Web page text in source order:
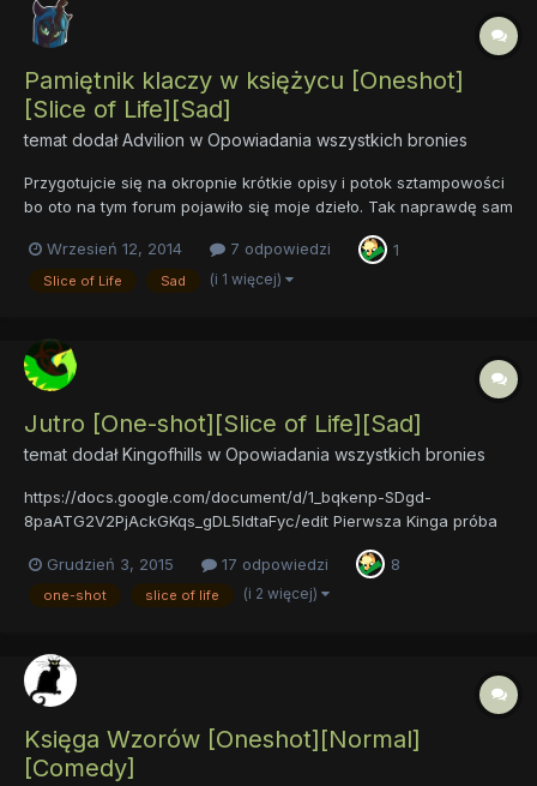
Pamiętnik klaczy w księżycu [Oneshot]
[Slice of Life][Sad]
temat dodałAdvilion w Opowiadania wszystkich bronies
Przygotujcie się na okropnie krótkie opisy i potok sztampowości
bo oto na tym forum pojawiło się moje dzieło. Tak naprawdę sam
„zwięzłe". Opowiada ono o tym co wydarzyło się
dziewięćdziesiąt lat po powrocie Luny na ziemie Equestrii w
Wrzesień 12, 2014 7 odpowiedzi 1
Slice of Life Sad (i 1 więcej)
Jutro [One-shot][Slice of Life][Sad]
temat dodałKingofhills w Opowiadania wszystkich bronies
https://docs.google.com/document/d/1_bqkenp-SDgd-
8paATG2V2PjAckGKqs_gDL5IdtaFyc/edit Pierwsza Kinga próba
źrebaku, który przez pewien czas musiał mieszkać z ojcem. Ale
to bez spoilera. Dziękuję Zodiakowi za prereading i kor...
Grudzień 3, 2015 17 odpowiedzi 8
one-shot slice of life (i 2 więcej)
Księga Wzorów [Oneshot][Normal]
[Comedy]